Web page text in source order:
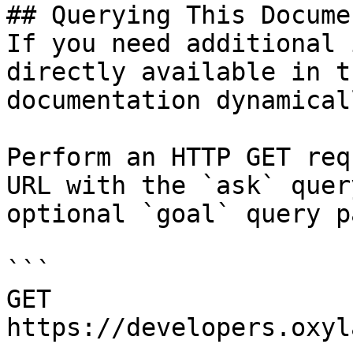
## Querying This
If you need
directly available in
documentation
Perform an HTTP GET
URL with the `ask`
optional `goal` query
```
GET
https://